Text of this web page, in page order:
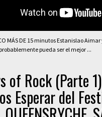
MÁS DE 15 minutos Estanislao
pueda ser el mejor ...
of Rock (Parte
Esperar del